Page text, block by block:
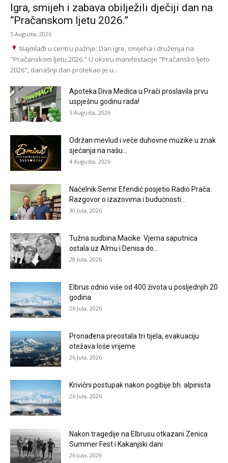
Igra, smijeh i zabava obilježili dječiji dan na
“Pračanskom ljetu 2026.”
5 Augusta, 2026
Najmlađi u centru pažnje: Dan igre, smijeha i druženja na
"Pračanskom ljetu 2026." U okviru manifestacije "Pračansko ljeto
2026", današnji dan protekao je u...
Apoteka Diva Medica u Prači proslavila prvu
uspješnu godinu rada!
5 Augusta, 2026
Održan mevlud i veče duhovne muzike u znak
sjećanja na našu...
4 Augusta, 2026
Načelnik Semir Efendić posjetio Radio Prača:
Razgovor o izazovima i budućnosti...
30 Jula, 2026
Tužna sudbina Macike: Vjerna saputnica
ostala uz Almu i Denisa do...
28 Jula, 2026
Elbrus odnio više od 400 života u posljednjih 20
godina
26 Jula, 2026
Pronađena preostala tri tijela, evakuaciju
otežava loše vrijeme
26 Jula, 2026
Krivični postupak nakon pogibije bh. alpinista
26 Jula, 2026
Nakon tragedije na Elbrusu otkazani Zenica
Summer Fest i Kakanjski dani
26 Jula, 2026